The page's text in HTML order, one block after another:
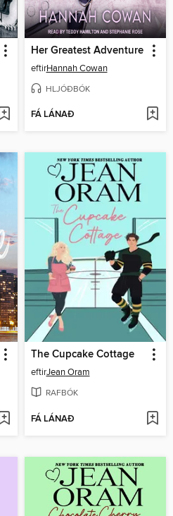
Her Greatest Adventure
eftirHannah Cowan
HLJÓÐBÓK
FÁ LÁNAÐ
The Cupcake Cottage
eftirJean Oram
RAFBÓK
FÁ LÁNAÐ